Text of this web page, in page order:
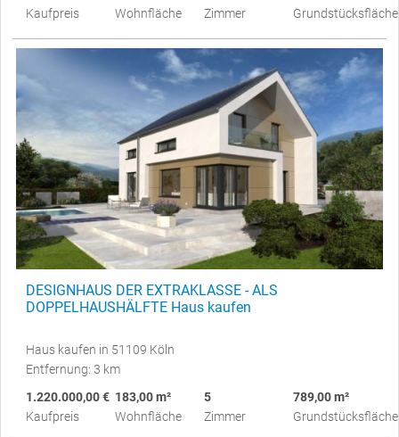
Kaufpreis
Wohnfläche
Zimmer
Grundstücksfläche
DESIGNHAUS DER EXTRAKLASSE - ALS
DOPPELHAUSHÄLFTE Haus kaufen
Haus kaufen in 51109 Köln
Entfernung: 3 km
1.220.000,00 €
Kaufpreis
183,00 m²
Wohnfläche
5
Zimmer
789,00 m²
Grundstücksfläche